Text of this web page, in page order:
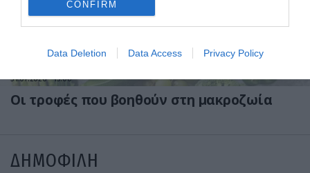
CONFIRM
Data Deletion Data Access Privacy Policy
31.07.2026 15:06
Οι τροφές που βοηθούν στη μακροζωία
ΔΗΜΟΦΙΛΗ